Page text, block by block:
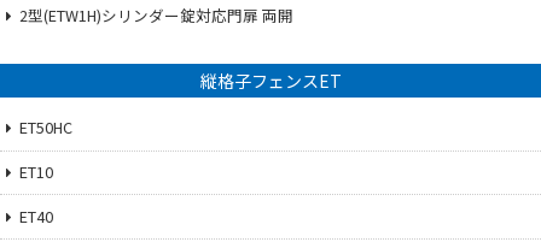
2型(ETW1H)シリンダー錠対応門扉 両開
縦格子フェンスET
ET50HC
ET10
ET40